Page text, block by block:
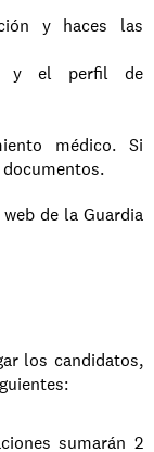
y haces las
y el perfil de
médico. Si
de la Guardia
los candidatos,
sumarán 2